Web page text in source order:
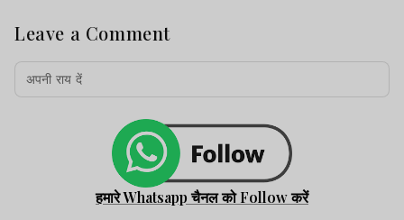
Leave a Comment
हमारे Whatsapp चैनल को Follow करें